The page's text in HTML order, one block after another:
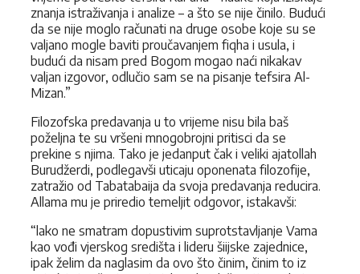
znanja istraživanja i analize – a što se nije činilo. Budući
da se nije moglo računati na druge osobe koje su se
valjano mogle baviti proučavanjem fiqha i usula, i
budući da nisam pred Bogom mogao naći nikakav
valjan izgovor, odlučio sam se na pisanje tefsira Al-
Mizan.”
Filozofska predavanja u to vrijeme nisu bila baš
poželjna te su vršeni mno­gobrojni pritisci da se
prekine s njima. Tako je jedanput čak i veliki ajatollah
Burudžerdi, podlegavši uticaju oponenata filozofije,
zatražio od Tabatabaija da svoja predavanja reducira.
Allama mu je priredio temeljit odgovor, istakavši:
“lako ne smatram dopustivim suprotstavljanje Vama
kao vođi vjerskog središta i lideru šiijske zajednice,
ipak želim da naglasim da ovo što činim, činim to iz